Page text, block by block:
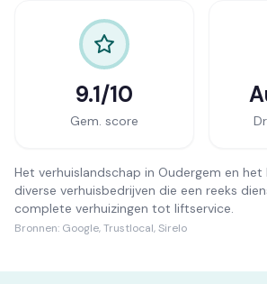
9.1/10
Gem. score
Het verhuislandschap in Oudergem en het
diverse verhuisbedrijven die een reeks
complete verhuizingen tot liftservice.
Bronnen: Google, Trustlocal, Sirelo